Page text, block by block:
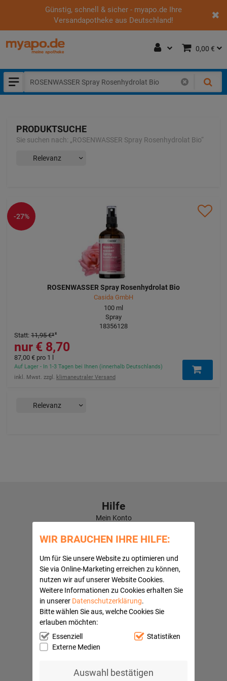
Günstig, schnell & sicher - myapo.de Ihre
Versandapotheke aus Deutschland!
WIR BRAUCHEN IHRE HILFE:
Um für Sie unsere Website zu optimieren und
Sie via Online-Marketing erreichen zu können,
nutzen wir auf unserer Website Cookies.
Weitere Informationen zu Cookies erhalten Sie
in unserer Datenschutzerklärung.
Bitte wählen Sie aus, welche Cookies Sie
erlauben möchten:
Essenziell
Statistiken
Externe Medien
Auswahl bestätigen
0,00 €
PRODUKTSUCHE
Sie suchen nach: „ROSENWASSER Spray Rosenhydrolat Bio“
ROSENWASSER Spray Rosenhydrolat Bio
Casida GmbH
100 ml
Spray
18356128
8,70 €
Statt: 11,95 €³
Auf Lager - In 1-3 Tagen bei Ihnen (innerhalb Deutschlands)
inkl. Mwst. zzgl. klimaneutraler Versand
87,00 € pro 1 l
-27%
Hilfe
Mein Konto
Häufige Fragen
Kundenbewertungen
Quick Navi:
Partnerprogramme
AGB
Datenschutz
Widerrufsbelehrung
Barrierefreiheitserklärung